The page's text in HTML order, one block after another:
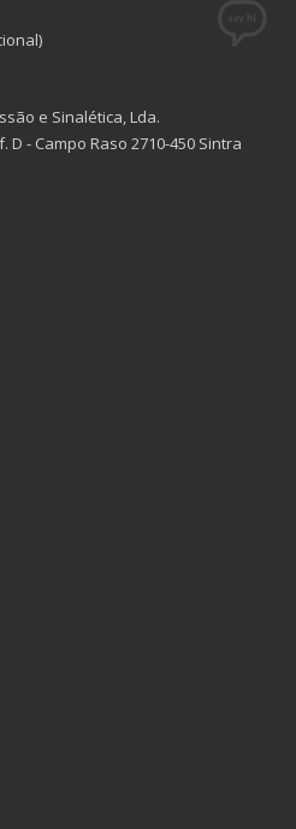
e Sinalética, Lda.
D - Campo Raso 2710-450 Sintra